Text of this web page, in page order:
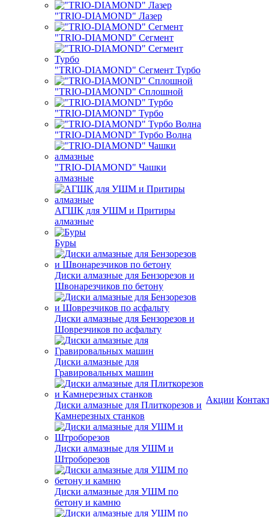
"TRIO-DIAMOND" Лазер
"TRIO-DIAMOND" Сегмент
"TRIO-DIAMOND" Сегмент Турбо
"TRIO-DIAMOND" Сплошной
"TRIO-DIAMOND" Турбо
"TRIO-DIAMOND" Турбо Волна
"TRIO-DIAMOND" Чашки
алмазные
АГШК для УШМ и Притиры
алмазные
Буры
Диски алмазные для Бензорезов и
Швонарезчиков по бетону
Диски алмазные для Бензорезов и
Шоврезчиков по асфальту
Диски алмазные для
Гравировальных машин
Диски алмазные для Плиткорезов и
Камнерезных станков
Диски алмазные для УШМ и
Штроборезов
Диски алмазные для УШМ по
бетону и камню
Акции